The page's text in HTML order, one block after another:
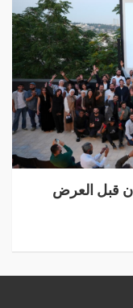
قبل العرض